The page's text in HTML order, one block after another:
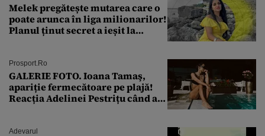
Melek pregătește mutarea care o
poate arunca în liga milionarilor!
Planul ținut secret a ieșit la
Prosport.ro
GALERIE FOTO. Ioana Tamaş,
apariție fermecătoare pe plajă!
Reacția Adelinei Pestrițu când a
Adevarul